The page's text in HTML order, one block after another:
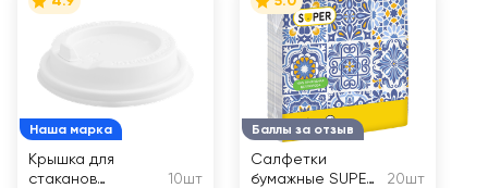
Наша марка
Крышка для
стаканов
10шт
Баллы за отзыв
Салфетки
бумажные SUPER
20шт